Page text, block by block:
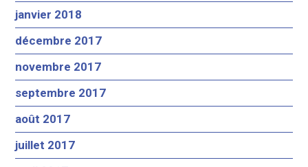
janvier 2018
décembre 2017
novembre 2017
septembre 2017
août 2017
juillet 2017